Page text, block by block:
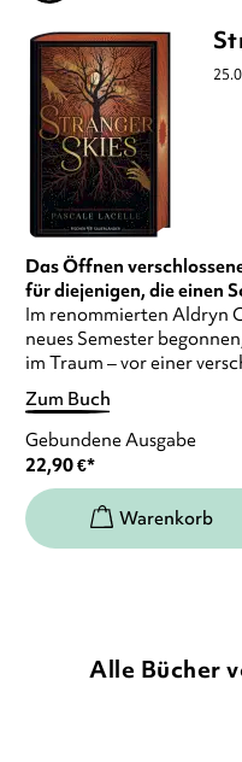
Das Öffnen
für diejenigen, die einen
Im renommierten Aldryn
neues Semester
im Traum – vor einer
Zum Buch
Gebundene Ausgabe
22,90€*
Alle Bücher